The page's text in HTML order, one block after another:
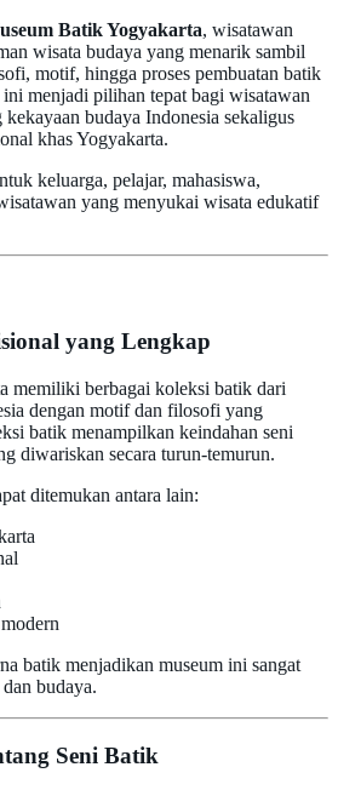
Batik Yogyakarta, wisatawan
wisata budaya yang menarik sambil
motif, hingga proses pembuatan batik
menjadi pilihan tepat bagi wisatawan
budaya Indonesia sekaligus
khas Yogyakarta.
keluarga, pelajar, mahasiswa,
yang menyukai wisata edukatif
yang Lengkap
memiliki berbagai koleksi batik dari
dengan motif dan filosofi yang
batik menampilkan keindahan seni
diwariskan secara turun-temurun.
ditemukan antara lain:
batik menjadikan museum ini sangat
budaya.
Seni Batik